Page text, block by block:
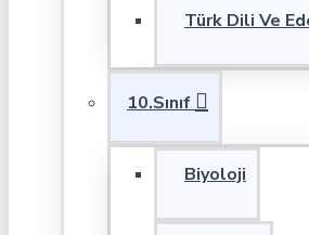
Türk Dili Ve
10.Sınıf
Biyoloji